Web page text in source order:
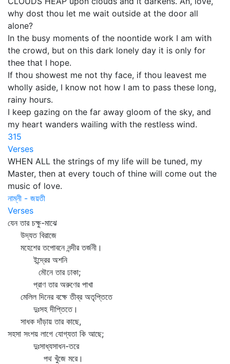
why dost thou let me wait outside at the door all
alone?
In the busy moments of the noontide work I am with
the crowd, but on this dark lonely day it is only for
thee that I hope.
If thou showest me not thy face, if thou leavest me
wholly aside, I know not how I am to pass these long,
rainy hours.
I keep gazing on the far away gloom of the sky, and
my heart wanders wailing with the restless wind.
315
Verses
WHEN ALL the strings of my life will be tuned, my
Master, then at every touch of thine will come out the
music of love.
নাম্নী - জয়তী
Verses
যেন তার চক্ষু-মাঝে
উদ্যত বিরাজে
মহেশের তপোবনে নন্দীর তর্জনী।
ইন্দ্রের অশনি
মৌনে তার ঢাকা;
প্রাণ তার অরুণের পাখা
মেলিল দিনের বক্ষে তীব্র অতৃপ্তিতে
দুঃসহ দীপ্তিতে।
সাধক দাঁড়ায় তার কাছে,
সহসা সংশয় লাগে যোগ্যতা কি আছে;
দুঃসাধ্যসাধন-তরে
পথ খুঁজে মরে।